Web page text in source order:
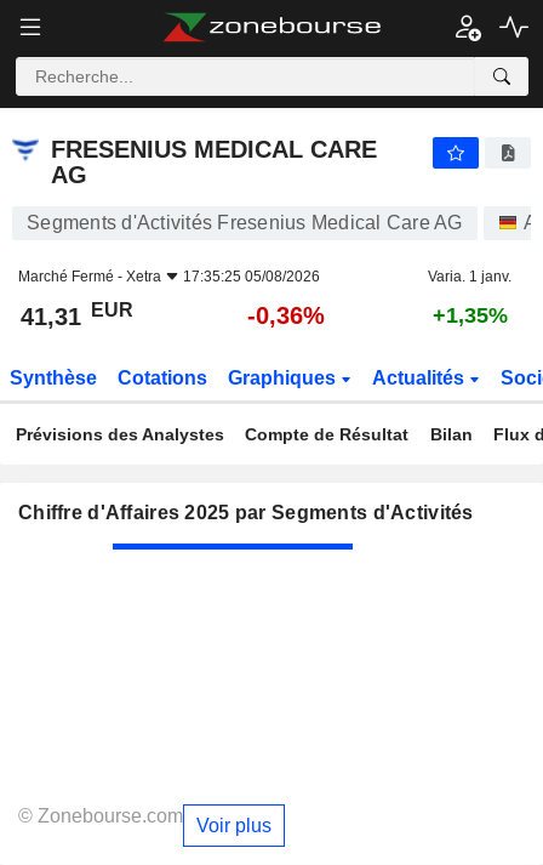
FRESENIUS MEDICAL CARE
AG
Segments d'Activités Fresenius Medical Care AG
Marché Fermé - Xetra 17:35:25 05/08/2026 Varia. 1 janv.
41,31 EUR -0,36% +1,35%
Synthèse Cotations Graphiques Actualités
Prévisions des Analystes Compte de Résultat Bilan Flux
Chiffre d'Affaires 2025 par Segments d'Activités
© Zonebourse.com Voir plus